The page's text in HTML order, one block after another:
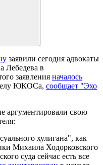
заявили сегодня адвокаты
Лебедева в
заявления началось
ЮКОСа, сообщает "Эхо
аргументировали свою
хулигана", как
Михаила Ходорковского
суда сейчас есть все